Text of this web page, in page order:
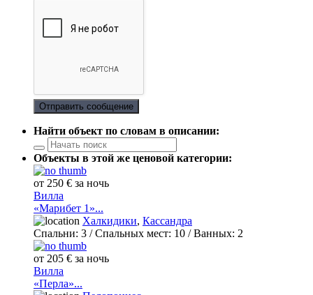
Отправить сообщение
Найти объект по словам в описании:
Объекты в этой же ценовой категории:
от 250 € за ночь
Вилла
«Марибет 1»...
Халкидики, Кассандра
Спальни: 3 / Спальных мест: 10 /Ванных: 2
от 205 € за ночь
Вилла
«Перла»...